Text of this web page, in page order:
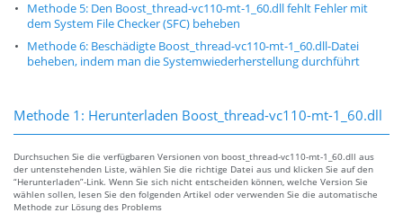
Methode 5: Den Boost_thread-vc110-mt-1_60.dll fehlt Fehler mit
dem System File Checker (SFC) beheben
Methode 6: Beschädigte Boost_thread-vc110-mt-1_60.dll-Datei
beheben, indem man die Systemwiederherstellung durchführt
Methode 1: Herunterladen Boost_thread-vc110-mt-1_60.dll
Durchsuchen Sie die verfügbaren Versionen von boost_thread-vc110-mt-1_60.dll aus
der untenstehenden Liste, wählen Sie die richtige Datei aus und klicken Sie auf den
“Herunterladen”-Link. Wenn Sie sich nicht entscheiden können, welche Version Sie
wählen sollen, lesen Sie den folgenden Artikel oder verwenden Sie die automatische
Methode zur Lösung des Problems